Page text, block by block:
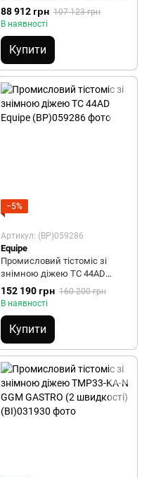
Alimacchine (двошвидкісний)
88 912 грн 107 123 грн
В наявності
Купити
−5%
Артикул: (BP)059286
Equipe
Промисловий тістоміс зі
знімною діжею ТС 44AD
Equipe
152 190 грн 160 200 грн
В наявності
Купити